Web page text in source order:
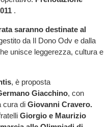
.
saranno destinate al
da Il Dono Odv e dalla
unisce leggerezza, cultura e
, è proposta
Giacchino, con
cura di Giovanni Cravero.
Giorgio e Maurizio